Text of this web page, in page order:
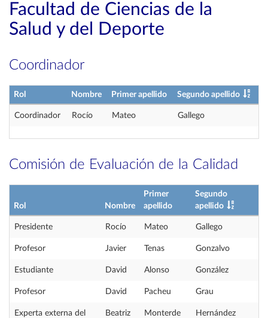
Facultad de Ciencias de la
Salud y del Deporte
Coordinador
Rol Nombre Primer apellido Segundo apellido
Coordinador Rocío Mateo Gallego
Comisión de Evaluación de la Calidad
Rol Nombre
Primer
apellido
Segundo
apellido
Presidente Rocío Mateo Gallego
Profesor Javier Tenas Gonzalvo
Estudiante David Alonso González
Profesor David Pacheu Grau
Experta externa del
Beatriz Monterde Hernández